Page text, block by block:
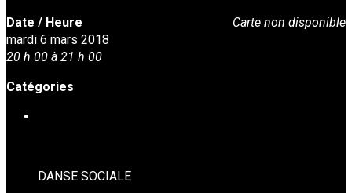
Carte non disponible
Date / Heure
mardi 6 mars 2018
20 h 00 à 21 h 00
Catégories
DANSE SOCIALE